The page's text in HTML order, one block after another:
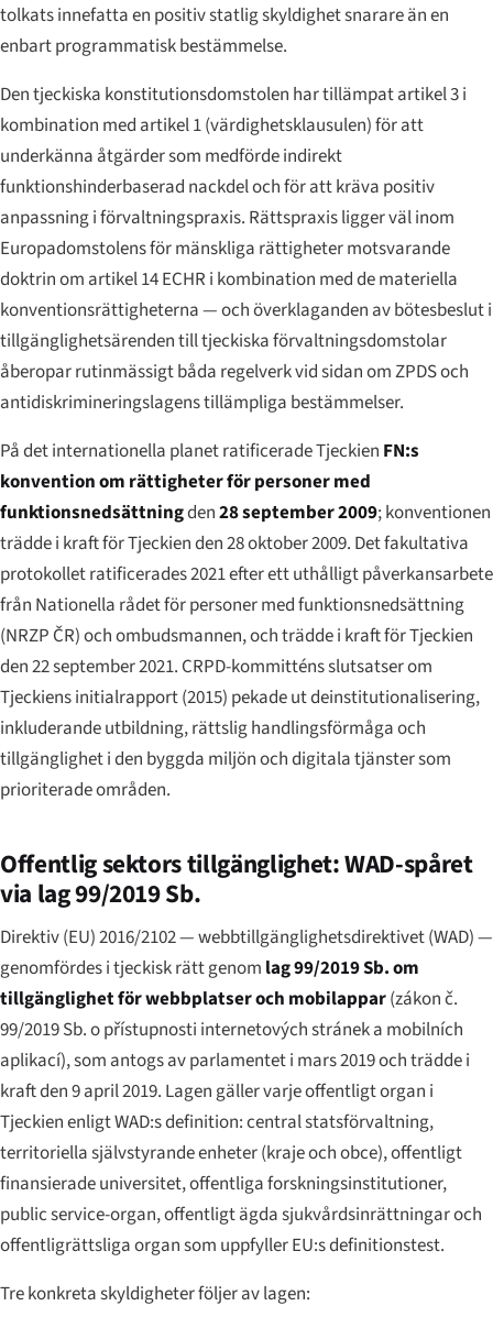
tolkats innefatta en positiv statlig skyldighet snarare än en
enbart programmatisk bestämmelse.
Den tjeckiska konstitutionsdomstolen har tillämpat artikel 3 i
kombination med artikel 1 (värdighetsklausulen) för att
underkänna åtgärder som medförde indirekt
funktionshinderbaserad nackdel och för att kräva positiv
anpassning i förvaltningspraxis. Rättspraxis ligger väl inom
Europadomstolens för mänskliga rättigheter motsvarande
doktrin om artikel 14 ECHR i kombination med de materiella
konventionsrättigheterna — och överklaganden av bötesbeslut i
tillgänglighetsärenden till tjeckiska förvaltningsdomstolar
åberopar rutinmässigt båda regelverk vid sidan om ZPDS och
antidiskrimineringslagens tillämpliga bestämmelser.
På det internationella planet ratificerade Tjeckien FN:s
konvention om rättigheter för personer med
funktionsnedsättningden28 september 2009; konventionen
trädde i kraft för Tjeckien den 28 oktober 2009. Det fakultativa
protokollet ratificerades 2021 efter ett uthålligt påverkansarbete
från Nationella rådet för personer med funktionsnedsättning
(NRZP ČR) och ombudsmannen, och trädde i kraft för Tjeckien
den 22 september 2021. CRPD-kommitténs slutsatser om
Tjeckiens initialrapport (2015) pekade ut deinstitutionalisering,
inkluderande utbildning, rättslig handlingsförmåga och
tillgänglighet i den byggda miljön och digitala tjänster som
prioriterade områden.
Offentlig sektors tillgänglighet: WAD-spåret
via lag 99/2019 Sb.
Direktiv (EU) 2016/2102 — webbtillgänglighetsdirektivet (WAD) —
genomfördes i tjeckisk rätt genom lag 99/2019 Sb. om
tillgänglighet för webbplatser och mobilappar(zákon č.
99/2019 Sb. o přístupnosti internetových stránek a mobilních
aplikací), som antogs av parlamentet i mars 2019 och trädde i
kraft den 9 april 2019. Lagen gäller varje offentligt organ i
Tjeckien enligt WAD:s definition: central statsförvaltning,
territoriella självstyrande enheter (krajeochobce), offentligt
finansierade universitet, offentliga forskningsinstitutioner,
public service-organ, offentligt ägda sjukvårdsinrättningar och
offentligrättsliga organ som uppfyller EU:s definitionstest.
Tre konkreta skyldigheter följer av lagen: